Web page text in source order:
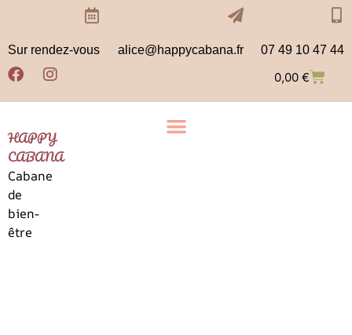
Sur rendez-vous alice@happycabana.fr 07 49 10 47 44
0,00 €
HAPPY
CABANA
Cabane
de
bien-
être